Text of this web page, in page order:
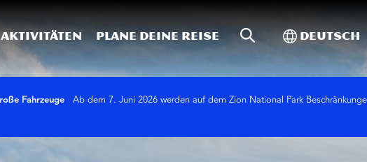
Aktivitäten Plane deine Reise Website-Suche
Toggle
Deutsch
Fahrzeuge
Ab dem 7. Juni 2026 werden auf dem Zion National Park